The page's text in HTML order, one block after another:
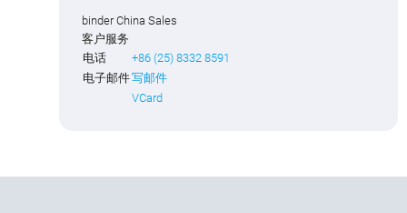
binder China Sales
客户服务
电话
+86 (25) 8332 8591
电子邮件写邮件
VCard